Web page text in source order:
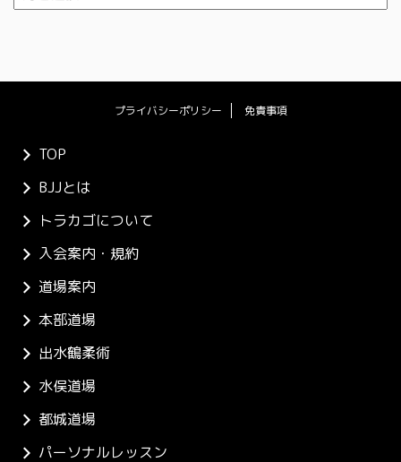
プライバシーポリシー 免責事項
TOP
BJJとは
トラカゴについて
入会案内・規約
道場案内
本部道場
出水鶴柔術
水俣道場
都城道場
パーソナルレッスン